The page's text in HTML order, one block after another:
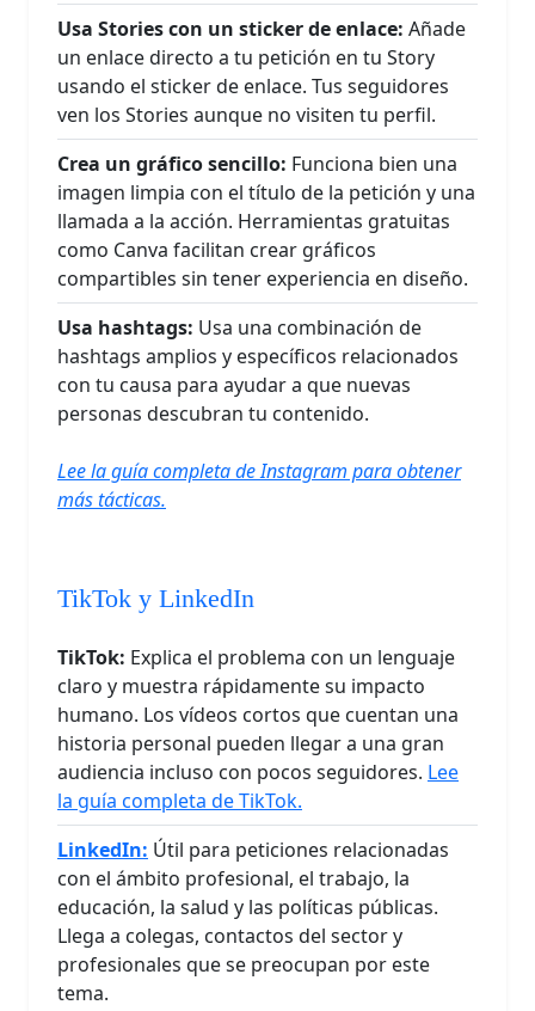
Usa Stories con un sticker de enlace: Añade
un enlace directo a tu petición en tu Story
usando el sticker de enlace. Tus seguidores
ven los Stories aunque no visiten tu perfil.
Crea un gráfico sencillo: Funciona bien una
imagen limpia con el título de la petición y una
llamada a la acción. Herramientas gratuitas
como Canva facilitan crear gráficos
compartibles sin tener experiencia en diseño.
Usa hashtags: Usa una combinación de
hashtags amplios y específicos relacionados
con tu causa para ayudar a que nuevas
personas descubran tu contenido.
Lee la guía completa de Instagram para obtener
más tácticas.
TikTok y LinkedIn
TikTok: Explica el problema con un lenguaje
claro y muestra rápidamente su impacto
humano. Los vídeos cortos que cuentan una
historia personal pueden llegar a una gran
audiencia incluso con pocos seguidores. Lee
la guía completa de TikTok.
LinkedIn: Útil para peticiones relacionadas
con el ámbito profesional, el trabajo, la
educación, la salud y las políticas públicas.
Llega a colegas, contactos del sector y
profesionales que se preocupan por este
tema.